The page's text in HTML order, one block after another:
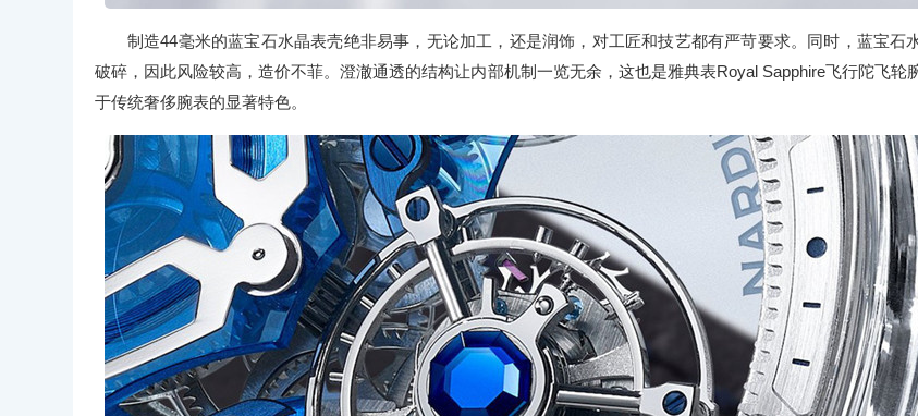
制造44毫米的蓝宝石水晶表壳绝非易事，无论加工，还是润饰，对工匠和技艺都有严苛要求。同时，蓝宝石
破碎，因此风险较高，造价不菲。澄澈通透的结构让内部机制一览无余，这也是雅典表Royal Sapphire飞行陀飞轮
于传统奢侈腕表的显著特色。